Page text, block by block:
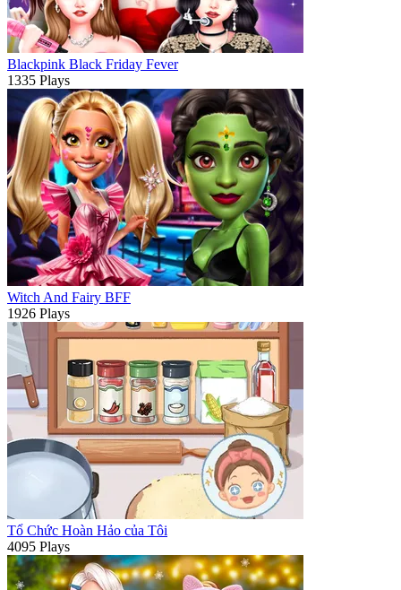
Blackpink Black Friday Fever
1335 Plays
Witch And Fairy BFF
1926 Plays
Tổ Chức Hoàn Hảo của Tôi
4095 Plays